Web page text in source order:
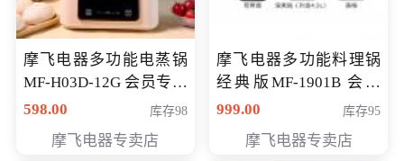
摩飞电器多功能电蒸锅
MF-H03D-12G 会员专享
价398元
598.00 库存98
摩飞电器专卖店
摩飞电器多功能料理锅
经典版MF-1901B 会员
专享价399元
999.00 库存95
摩飞电器专卖店